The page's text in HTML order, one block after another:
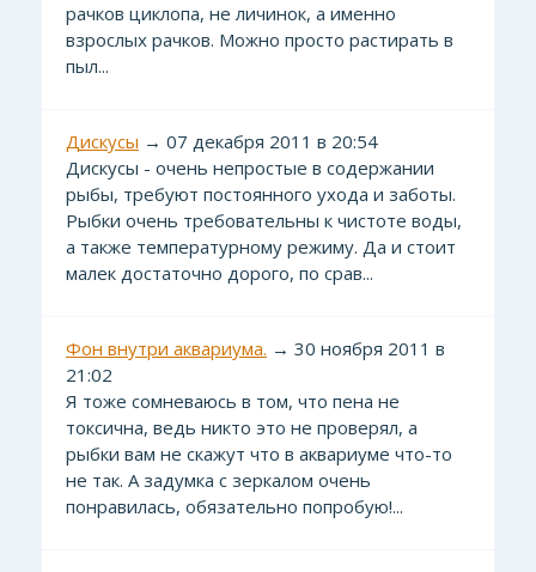
рачков циклопа, не личинок, а именно
взрослых рачков. Можно просто растирать в
пыл...
Дискусы → 07 декабря 2011 в 20:54
Дискусы - очень непростые в содержании
рыбы, требуют постоянного ухода и заботы.
Рыбки очень требовательны к чистоте воды,
а также температурному режиму. Да и стоит
малек достаточно дорого, по срав...
Фон внутри аквариума. → 30 ноября 2011 в
21:02
Я тоже сомневаюсь в том, что пена не
токсична, ведь никто это не проверял, а
рыбки вам не скажут что в аквариуме что-то
не так. А задумка с зеркалом очень
понравилась, обязательно попробую!...